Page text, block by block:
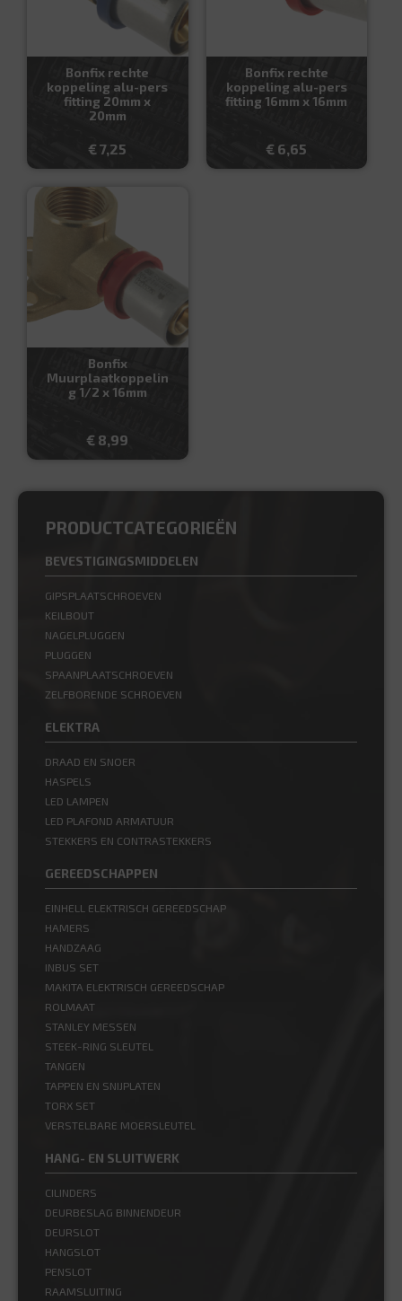
Bonfix rechte
koppeling alu-pers
fitting 20mm x
20mm
€7,25
Bonfix rechte
koppeling alu-pers
fitting 16mm x 16mm
€ 6,65
Bonfix
Muurplaatkoppelin
g 1/2 x 16mm
€ 8,99
PRODUCTCATEGORIEËN
BEVESTIGINGSMIDDELEN
GIPSPLAATSCHROEVEN
KEILBOUT
NAGELPLUGGEN
PLUGGEN
SPAANPLAATSCHROEVEN
ZELFBORENDE SCHROEVEN
ELEKTRA
DRAAD EN SNOER
HASPELS
LED LAMPEN
LED PLAFOND ARMATUUR
STEKKERS EN CONTRASTEKKERS
GEREEDSCHAPPEN
EINHELL ELEKTRISCH GEREEDSCHAP
HAMERS
HANDZAAG
INBUS SET
MAKITA ELEKTRISCH GEREEDSCHAP
ROLMAAT
STANLEY MESSEN
STEEK-RING SLEUTEL
TANGEN
TAPPEN EN SNIJPLATEN
TORX SET
VERSTELBARE MOERSLEUTEL
HANG- EN SLUITWERK
CILINDERS
DEURBESLAG BINNENDEUR
DEURSLOT
HANGSLOT
PENSLOT
RAAMSLUITING